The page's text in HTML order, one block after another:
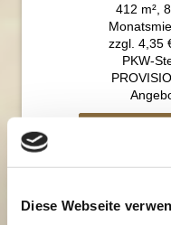
Diese Webseite
412 m²,
zzgl. 4,35
PKW-